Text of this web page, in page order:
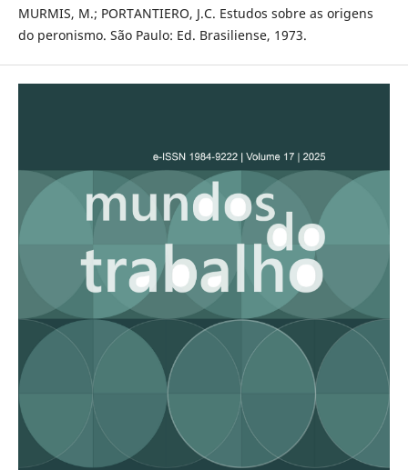
MURMIS, M.; PORTANTIERO, J.C. Estudos sobre as origens
do peronismo. São Paulo: Ed. Brasiliense, 1973.